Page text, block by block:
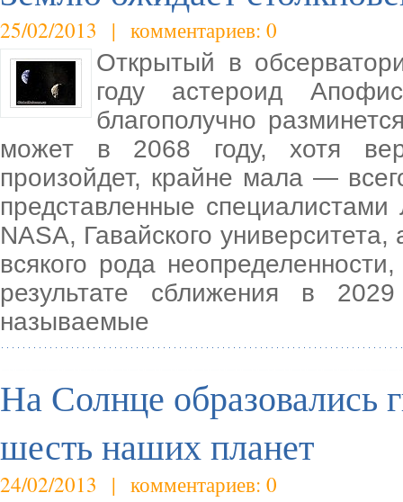
25/02/2013 | комментариев: 0
Открытый в
году астероид
благополучно
может в 2068 году, хотя
произойдет, крайне мала —
представленные
NASA, Гавайского
всякого рода
результате сближения в
называемые
На Солнце образовались
шесть наших планет
24/02/2013 | комментариев: 0